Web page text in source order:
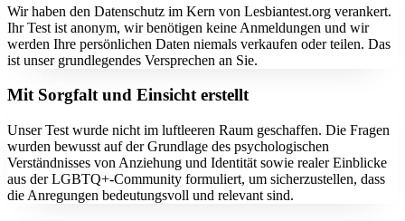
Wir haben den Datenschutz im Kern von Lesbiantest.org verankert.
Ihr Test ist anonym, wir benötigen keine Anmeldungen und wir
werden Ihre persönlichen Daten niemals verkaufen oder teilen. Das
ist unser grundlegendes Versprechen an Sie.
Mit Sorgfalt und Einsicht erstellt
Unser Test wurde nicht im luftleeren Raum geschaffen. Die Fragen
wurden bewusst auf der Grundlage des psychologischen
Verständnisses von Anziehung und Identität sowie realer Einblicke
aus der LGBTQ+-Community formuliert, um sicherzustellen, dass
die Anregungen bedeutungsvoll und relevant sind.